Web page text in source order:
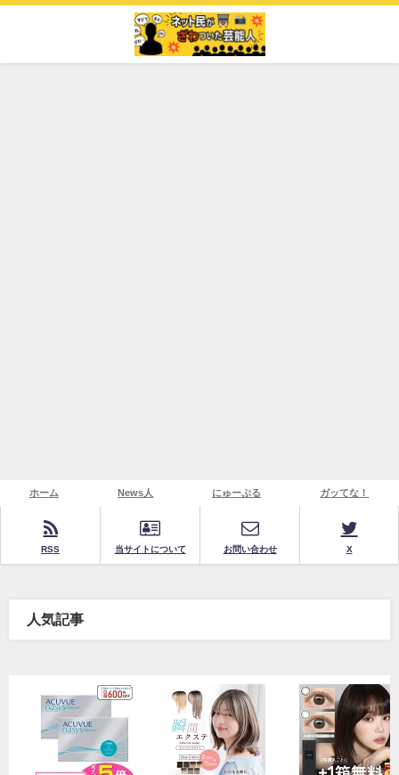
ホーム News人 にゅーぷる ガッてな！
RSS 当サイトについて お問い合わせ X
人気記事